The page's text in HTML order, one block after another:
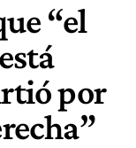
“el
por